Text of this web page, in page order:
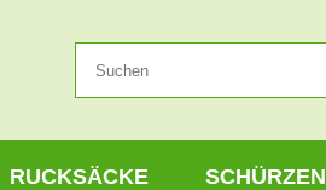
RUCKSÄCKE SCHÜRZEN